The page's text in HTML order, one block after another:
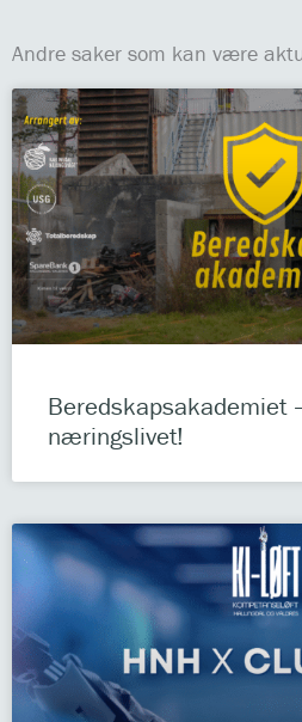
Andre saker som kan være
Beredskapsakademiet
næringslivet!